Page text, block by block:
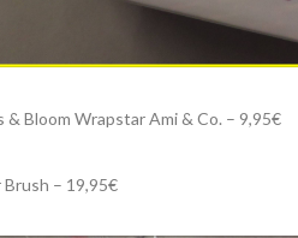
& Bloom Wrapstar Ami & Co. – 9,95€
– 19,95€